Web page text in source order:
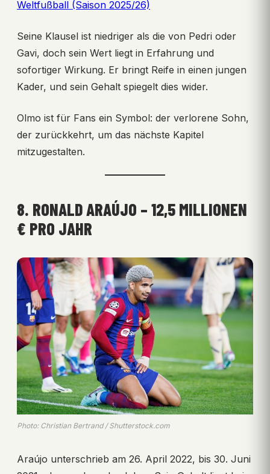
Weltfußball (Saison 2025/26)
Seine Klausel ist niedriger als die von Pedri oder
Gavi, doch sein Wert liegt in Erfahrung und
sofortiger Wirkung. Er bringt Reife in einen jungen
Kader, und sein Gehalt spiegelt dies wider.
Olmo ist für Fans ein Symbol: der verlorene Sohn,
der zurückkehrt, um das nächste Kapitel
mitzugestalten.
8. RONALD ARAÚJO – 12,5 MILLIONEN
€ PRO JAHR
Photo: Christian Bertrand / Shutterstock.com
Araújo unterschrieb am 26. April 2022, bis 30. Juni